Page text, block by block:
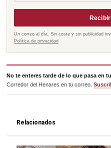
Un correo al día. Sin coste y sin publicidad
Política de privacidad
No te enteres tarde de lo que pasa en
Corredor del Henares en tu correo.
Relacionados